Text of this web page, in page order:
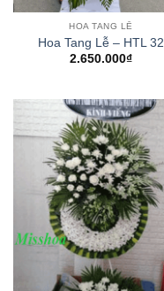
HOA TANG LỄ
Hoa Tang Lễ – HTL 32
2.650.000₫